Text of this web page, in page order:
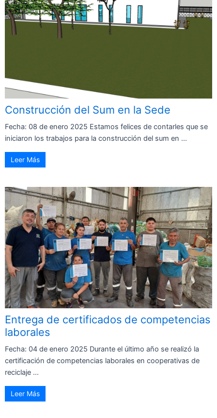
Construcción del Sum en la Sede
Fecha: 08 de enero 2025 Estamos felices de contarles que se
iniciaron los trabajos para la construcción del sum en ...
Leer Más
Entrega de certificados de competencias
laborales
Fecha: 04 de enero 2025 Durante el último año se realizó la
certificación de competencias laborales en cooperativas de
reciclaje ...
Leer Más